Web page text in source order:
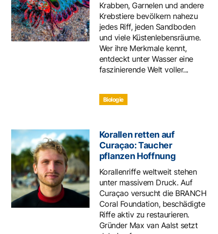
Krabben, Garnelen und andere
Krebstiere bevölkern nahezu
jedes Riff, jeden Sandboden
und viele Küstenlebensräume.
Wer ihre Merkmale kennt,
entdeckt unter Wasser eine
faszinierende Welt voller...
Biologie
Korallen retten auf
Curaçao: Taucher
pflanzen Hoffnung
Korallenriffe weltweit stehen
unter massivem Druck. Auf
Curaçao versucht die BRANCH
Coral Foundation, beschädigte
Riffe aktiv zu restaurieren.
Gründer Max van Aalst setzt